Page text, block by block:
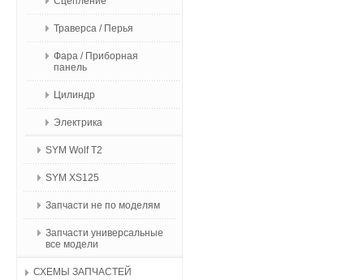
Траверса / Перья
Фара / Приборная
панель
Цилиндр
Электрика
SYM Wolf T2
SYM XS125
Запчасти не по моделям
Запчасти универсальные
все модели
СХЕМЫ ЗАПЧАСТЕЙ